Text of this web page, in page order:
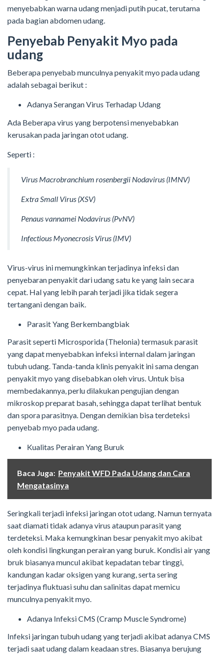
menyebabkan warna udang menjadi putih pucat, terutama
pada bagian abdomen udang.
Penyebab Penyakit Myo pada
udang
Beberapa penyebab munculnya penyakit myo pada udang
adalah sebagai berikut :
Adanya Serangan Virus Terhadap Udang
Ada Beberapa virus yang berpotensi menyebabkan
kerusakan pada jaringan otot udang.
Seperti :
Virus Macrobranchium rosenbergii Nodavirus (IMNV)
Extra Small Virus (XSV)
Penaus vannamei Nodavirus (PvNV)
Infectious Myonecrosis Virus (IMV)
Virus-virus ini memungkinkan terjadinya infeksi dan
penyebaran penyakit dari udang satu ke yang lain secara
cepat. Hal yang lebih parah terjadi jika tidak segera
tertangani dengan baik.
Parasit Yang Berkembangbiak
Parasit seperti Microsporida (Thelonia) termasuk parasit
yang dapat menyebabkan infeksi internal dalam jaringan
tubuh udang. Tanda-tanda klinis penyakit ini sama dengan
penyakit myo yang disebabkan oleh virus. Untuk bisa
membedakannya, perlu dilakukan pengujian dengan
mikroskop preparat basah, sehingga dapat terlihat bentuk
dan spora parasitnya. Dengan demikian bisa terdeteksi
penyebab myo pada udang.
Kualitas Perairan Yang Buruk
Baca Juga: Penyakit WFD Pada Udang dan Cara
Mengatasinya
Seringkali terjadi infeksi jaringan otot udang. Namun ternyata
saat diamati tidak adanya virus ataupun parasit yang
terdeteksi. Maka kemungkinan besar penyakit myo akibat
oleh kondisi lingkungan perairan yang buruk. Kondisi air yang
bruk biasanya muncul akibat kepadatan tebar tinggi,
kandungan kadar oksigen yang kurang, serta sering
terjadinya fluktuasi suhu dan salinitas dapat memicu
munculnya penyakit myo.
Adanya Infeksi CMS (Cramp Muscle Syndrome)
Infeksi jaringan tubuh udang yang terjadi akibat adanya CMS
terjadi saat udang dalam keadaan stres. Biasanya berujung